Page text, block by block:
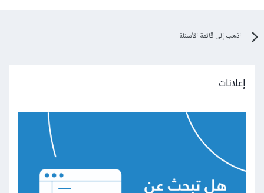
اذهب إلى قائمة الأسئلة
إعلانات